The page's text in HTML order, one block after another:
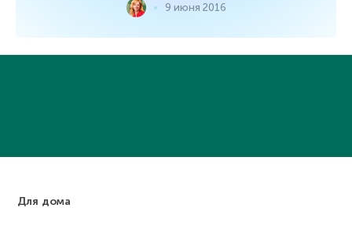
9 июня 2016
Для дома